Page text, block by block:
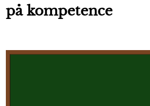
på kompetence